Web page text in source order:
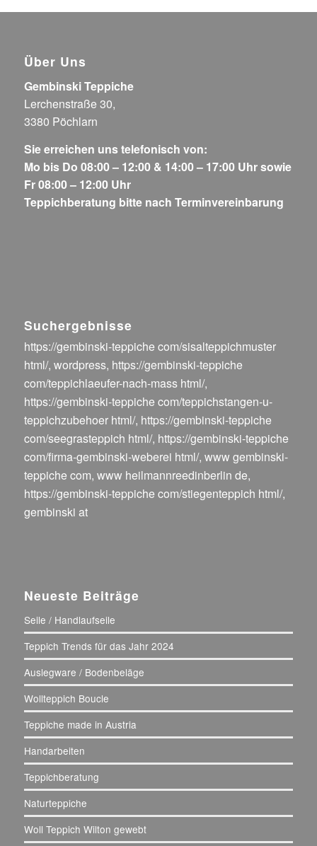
Über Uns
Gembinski Teppiche
Lerchenstraße 30,
3380 Pöchlarn
Sie erreichen uns telefonisch von:
Mo bis Do 08:00 – 12:00 & 14:00 – 17:00 Uhr sowie
Fr 08:00 – 12:00 Uhr
Teppichberatung bitte nach Terminvereinbarung
Suchergebnisse
https://gembinski-teppiche com/sisalteppichmuster
html/, wordpress, https://gembinski-teppiche
com/teppichlaeufer-nach-mass html/,
https://gembinski-teppiche com/teppichstangen-u-
teppichzubehoer html/, https://gembinski-teppiche
com/seegrasteppich html/, https://gembinski-teppiche
com/firma-gembinski-weberei html/, www gembinski-
teppiche com, www heilmannreedinberlin de,
https://gembinski-teppiche com/stiegenteppich html/,
gembinski at
Neueste Beiträge
Seile / Handlaufseile
Teppich Trends für das Jahr 2024
Auslegware / Bodenbeläge
Wollteppich Boucle
Teppiche made in Austria
Handarbeiten
Teppichberatung
Naturteppiche
Woll Teppich Wilton gewebt